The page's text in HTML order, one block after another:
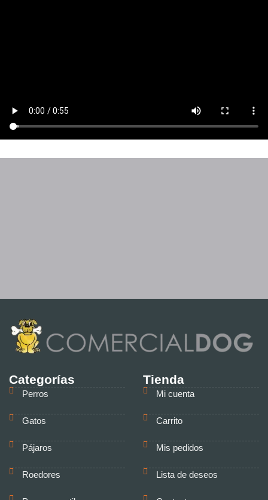
Categorías
Perros
Gatos
Pájaros
Roedores
Tienda
Mi cuenta
Carrito
Mis pedidos
Lista de deseos